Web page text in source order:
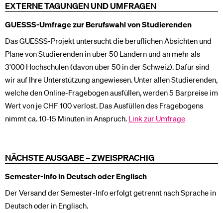
EXTERNE TAGUNGEN UND UMFRAGEN
GUESSS-Umfrage zur Berufswahl von Studierenden
Das GUESSS-Projekt untersucht die beruflichen Absichten und
Pläne von Studierenden in über 50 Ländern und an mehr als
3'000 Hochschulen (davon über 50 in der Schweiz). Dafür sind
wir auf Ihre Unterstützung angewiesen. Unter allen Studierenden,
welche den Online-Fragebogen ausfüllen, werden 5 Barpreise im
Wert von je CHF 100 verlost. Das Ausfüllen des Fragebogens
nimmt ca. 10-15 Minuten in Anspruch. Link zur Umfrage
NÄCHSTE AUSGABE – ZWEISPRACHIG
Semester-Info in Deutsch oder Englisch
Der Versand der Semester-Info erfolgt getrennt nach Sprache in
Deutsch oder in Englisch.